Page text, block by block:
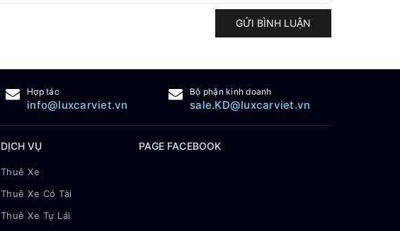
GỬI BÌNH LUẬN
Hợp tác
info@luxcarviet.vn
Bộ phận kinh doanh
sale.KD@luxcarviet.vn
DỊCH VỤ
Thuê Xe
Thuê Xe Có Tài
Thuê Xe Tự Lái
PAGE FACEBOOK